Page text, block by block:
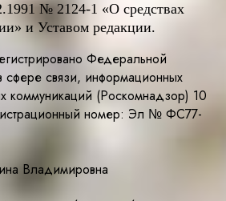
№ 2124-1 «О средствах
и Уставом редакции.
Федеральной
связи, информационных
коммуникаций (Роскомнадзор) 10
номер: Эл № ФС77-
Владимировна